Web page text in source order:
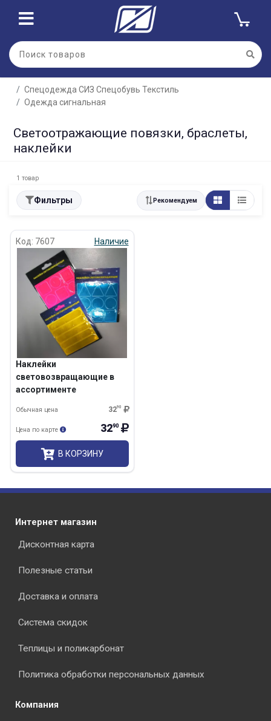
Спецодежда СИЗ Спецобувь Текстиль
Одежда сигнальная
Светоотражающие повязки, браслеты,
наклейки
1 товар
Фильтры Рекомендуем
Код: 7607 Наличие
Наклейки
световозвращающие в
ассортименте
3290
Обычная цена
3290
Цена по карте
В КОРЗИНУ
Интернет магазин
Дисконтная карта
Полезные статьи
Доставка и оплата
Система скидок
Теплицы и поликарбонат
Политика обработки персональных данных
Компания